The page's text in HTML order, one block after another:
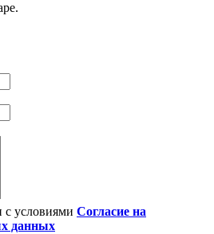
с условиями Согласие на
данных